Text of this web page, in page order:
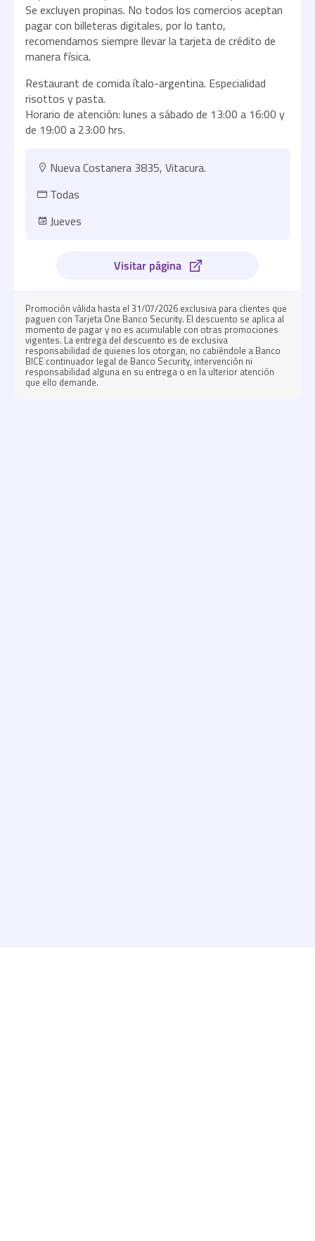
Se excluyen propinas. No todos los comercios aceptan
pagar con billeteras digitales, por lo tanto,
recomendamos siempre llevar la tarjeta de crédito de
manera física.
Restaurant de comida ítalo-argentina. Especialidad
risottos y pasta.
Horario de atención: lunes a sábado de 13:00 a 16:00 y
de 19:00 a 23:00 hrs.
Nueva Costanera 3835, Vitacura.
Todas
Jueves
Visitar página
Promoción válida hasta el 31/07/2026 exclusiva para clientes que
paguen con Tarjeta One Banco Security. El descuento se aplica al
momento de pagar y no es acumulable con otras promociones
vigentes. La entrega del descuento es de exclusiva
responsabilidad de quienes los otorgan, no cabiéndole a Banco
BICE continuador legal de Banco Security, intervención ni
responsabilidad alguna en su entrega o en la ulterior atención
que ello demande.